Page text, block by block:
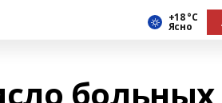
+18 °С
Ясно
больных